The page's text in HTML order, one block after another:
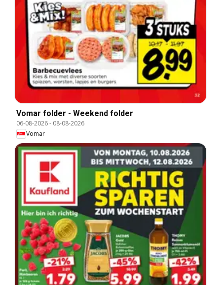
Vomar folder - Weekend folder
06-08-2026- 08-08-2026
Vomar